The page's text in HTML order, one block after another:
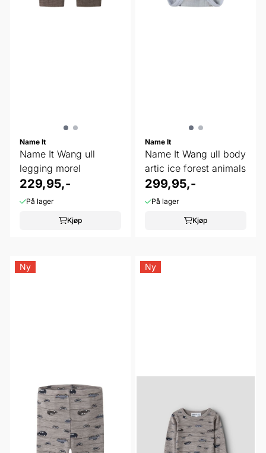
Name It
Name It Wang ull
legging morel
229,95,-
På lager
Kjøp
Name It
Name It Wang ull body
artic ice forest animals
299,95,-
På lager
Kjøp
Ny Ny